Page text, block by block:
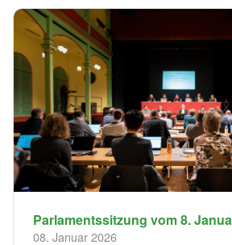
Parlamentssitzung vom 8.
08. Januar 2026